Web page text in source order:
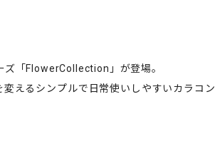
ズ「FlowerCollection」が登場。
えるシンプルで日常使いしやすいカラコン